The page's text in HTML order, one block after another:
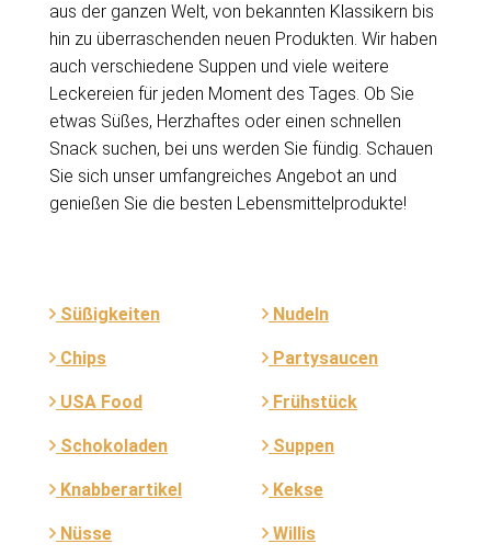
aus der ganzen Welt, von bekannten Klassikern bis
hin zu überraschenden neuen Produkten. Wir haben
auch verschiedene Suppen und viele weitere
Leckereien für jeden Moment des Tages. Ob Sie
etwas Süßes, Herzhaftes oder einen schnellen
Snack suchen, bei uns werden Sie fündig. Schauen
Sie sich unser umfangreiches Angebot an und
genießen Sie die besten Lebensmittelprodukte!
Süßigkeiten Nudeln
Chips Partysaucen
USA Food Frühstück
Schokoladen Suppen
Knabberartikel Kekse
Nüsse Willis